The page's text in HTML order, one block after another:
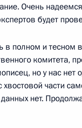
Показать
Очень
будет
в полном и тесном
комитета,
но у нас
хвостовой части
нет.